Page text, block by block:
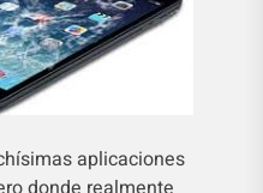
aplicaciones